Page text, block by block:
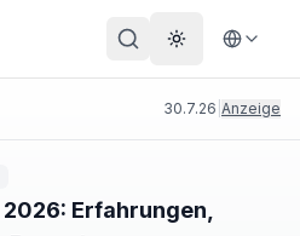
Theme
30.7.26 Anzeige
Erfahrungen,